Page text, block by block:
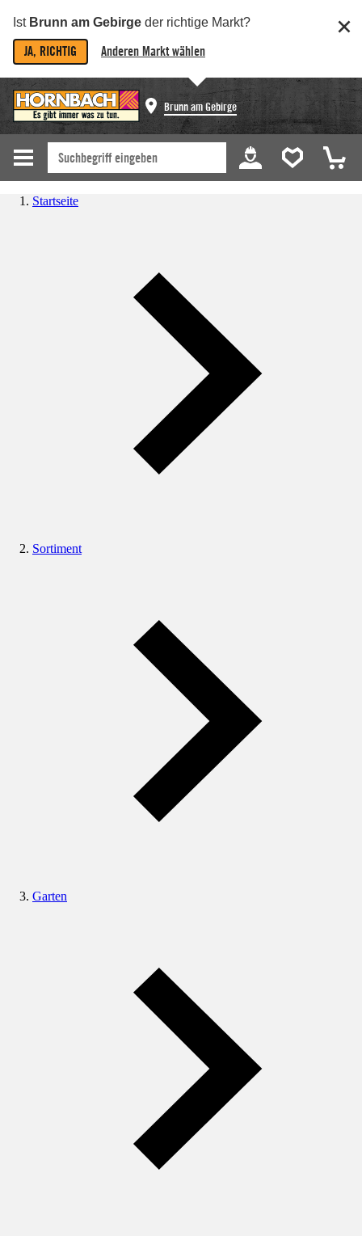
Ist Brunn am Gebirge der richtige Markt?
JA, RICHTIG Anderen Markt wählen
Brunn am Gebirge
Startseite
Sortiment
Garten